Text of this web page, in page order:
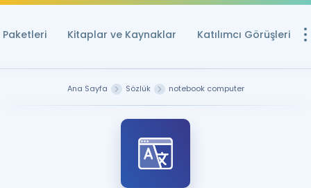
Paketleri Kitaplar ve Kaynaklar Katılımcı Görüşleri
Ücretsiz
YDS ve YÖKDİL
Ana Sayfa Sözlük notebook computer